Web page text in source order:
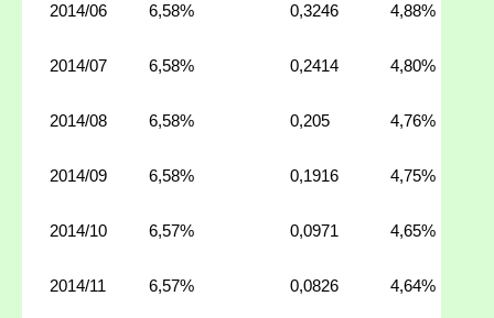
2014/06 6,58% 0,3246 4,88%
2014/07 6,58% 0,2414 4,80%
2014/08 6,58% 0,205 4,76%
2014/09 6,58% 0,1916 4,75%
2014/10 6,57% 0,0971 4,65%
2014/11 6,57% 0,0826 4,64%